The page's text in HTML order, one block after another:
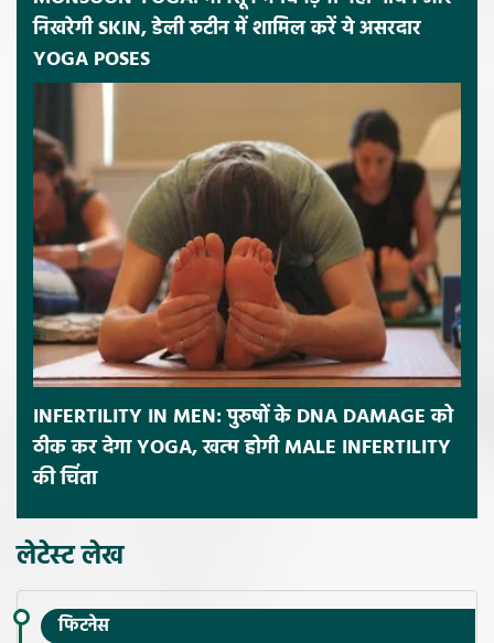
निखरेगी SKIN, डेली रुटीन में शामिल करें ये असरदार
YOGA POSES
INFERTILITY IN MEN: पुरुषों के DNA DAMAGE को
ठीक कर देगा YOGA, खत्म होगी MALE INFERTILITY
की चिंता
लेटेस्ट लेख
फिटनेस